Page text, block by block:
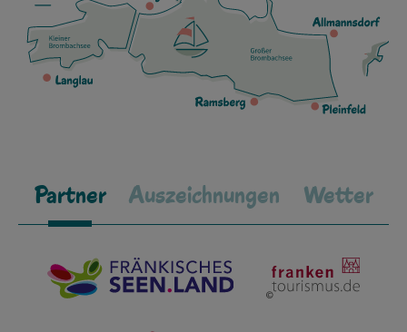
Partner Auszeichnungen Wetter